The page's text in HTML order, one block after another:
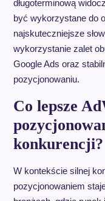
długoterminową
być wykorzystane do
najskuteczniejsze
wykorzystanie zalet
Google Ads oraz
pozycjonowaniu.
Co lepsze
konkurencji?
W kontekście silnej
pozycjonowaniem